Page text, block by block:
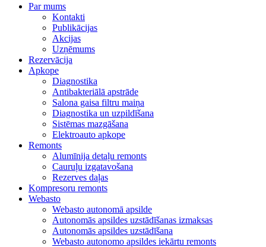
Par mums
Kontakti
Publikācijas
Akcijas
Uzņēmums
Rezervācija
Apkope
Diagnostika
Antibakteriālā apstrāde
Salona gaisa filtru maiņa
Diagnostika un uzpildīšana
Sistēmas mazgāšana
Elektroauto apkope
Remonts
Alumīnija detaļu remonts
Cauruļu izgatavošana
Rezerves daļas
Kompresoru remonts
Webasto
Webasto autonomā apsilde
Autonomās apsildes uzstādīšanas izmaksas
Autonomās apsildes uzstādīšana
Webasto autonomo apsildes iekārtu remonts